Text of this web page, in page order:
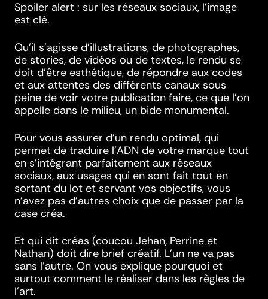
Spoiler alert : sur les réseaux sociaux, l’image
est clé.
Qu’il s’agisse d’illustrations, de photographes,
de stories, de vidéos ou de textes, le rendu se
doit d’être esthétique, de répondre aux codes
et aux attentes des différents canaux sous
peine de voir votre publication faire, ce que l’on
appelle dans le milieu, un bide monumental.
Pour vous assurer d’un rendu optimal, qui
permet de traduire l’ADN de votre marque tout
en s’intégrant parfaitement aux réseaux
sociaux, aux usages qui en sont fait tout en
sortant du lot et servant vos objectifs, vous
n’avez pas d’autres choix que de passer par la
case créa.
Et qui dit créas (coucou Jehan, Perrine et
Nathan) doit dire brief créatif. L’un ne va pas
sans l’autre. On vous explique pourquoi et
surtout comment le réaliser dans les règles de
l’art.